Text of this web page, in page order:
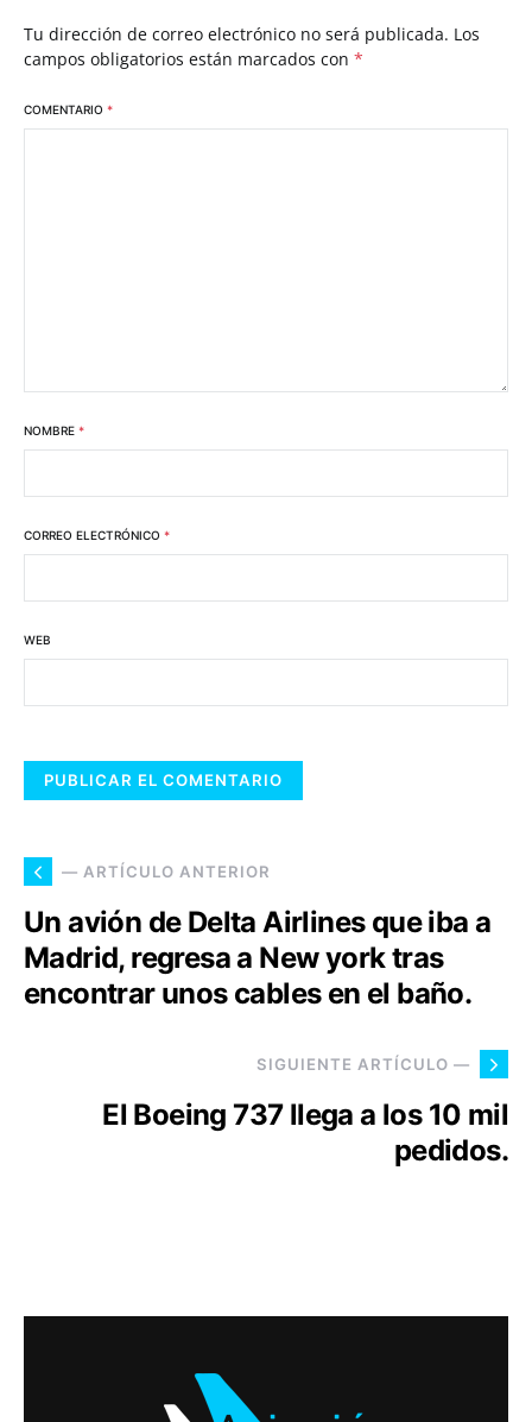
Tu dirección de correo electrónico no será publicada. Los
campos obligatorios están marcados con *
COMENTARIO *
NOMBRE *
CORREO ELECTRÓNICO *
WEB
— ARTÍCULO ANTERIOR
Un avión de Delta Airlines que iba a
Madrid, regresa a New york tras
encontrar unos cables en el baño.
SIGUIENTE ARTÍCULO —
El Boeing 737 llega a los 10 mil
pedidos.